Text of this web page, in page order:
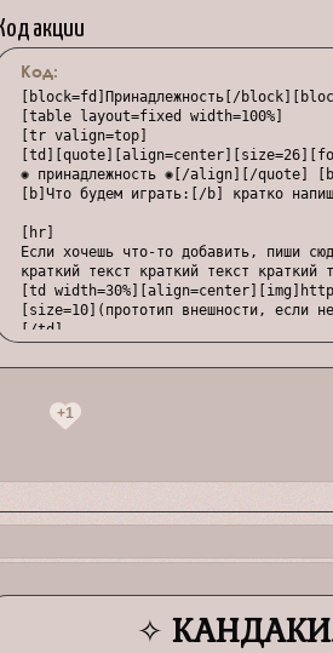
Код акции
Код:
[block=fd]Принадлежность[/
[table layout=fixed width=100%]
[tr valign=top]
✺ принадлежность ✺[/align][/quote]
[b]Что будем играть:[/b] кратко
[hr]
Если хочешь что-то добавить, пиши
краткий текст краткий текст
[td
[size=10](прототип внешности,
[/td]
+1
✧